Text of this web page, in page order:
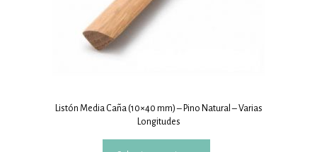
Listón Media Caña (10×40 mm) – Pino Natural – Varias
Longitudes